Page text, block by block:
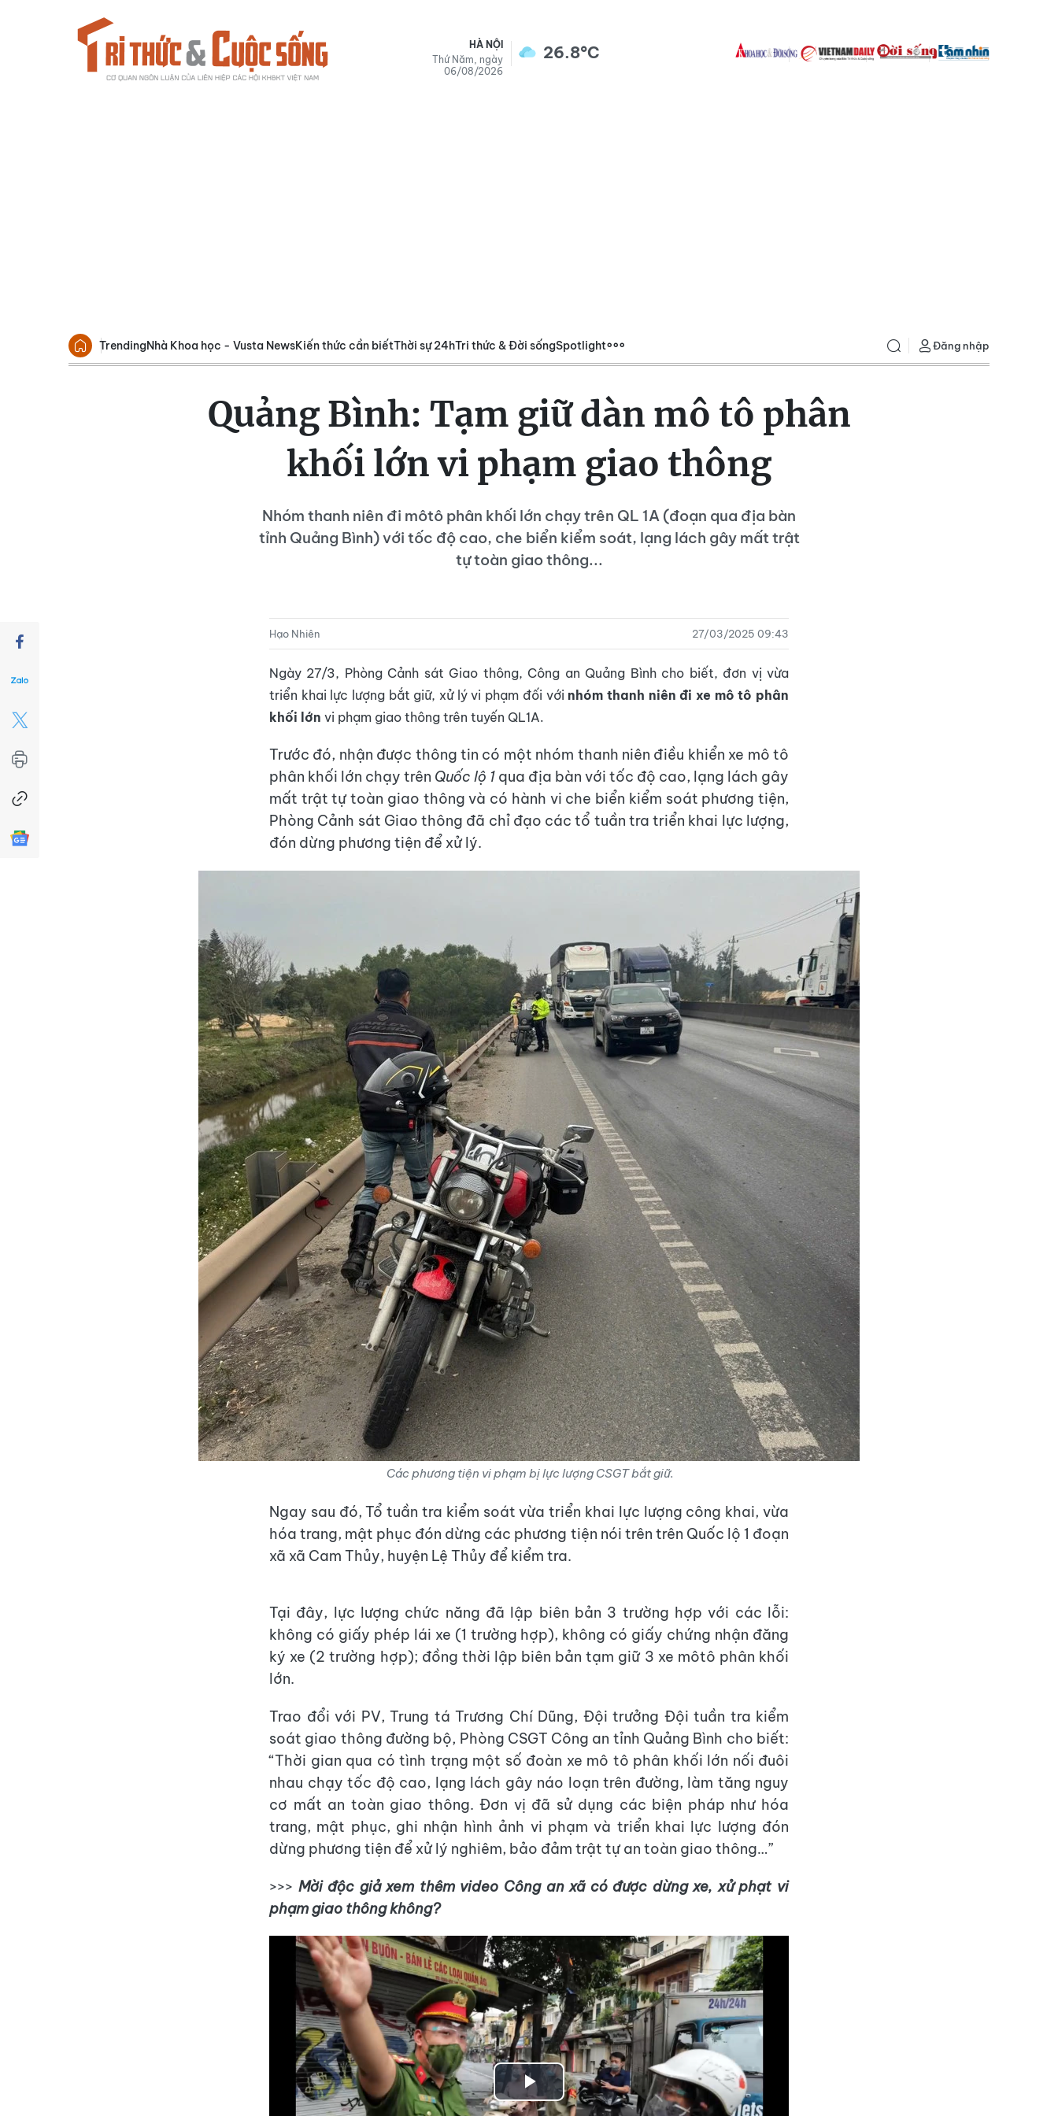
HÀ NỘI
Thứ Năm, ngày
06/08/2026
26.8°C
TrendingNhà Khoa học - Vusta NewsKiến thức cần biếtThời sự 24hTri thức & Đời sốngSpotlight Đăng nhập
Quảng Bình: Tạm giữ dàn mô tô phân
khối lớn vi phạm giao thông
Nhóm thanh niên đi môtô phân khối lớn chạy trên QL 1A (đoạn qua địa bàn
tỉnh Quảng Bình) với tốc độ cao, che biển kiểm soát, lạng lách gây mất trật
tự toàn giao thông...
Hạo Nhiên 27/03/2025 09:43
Ngày 27/3, Phòng Cảnh sát Giao thông, Công an Quảng Bình cho biết, đơn vị vừa
triển khai lực lượng bắt giữ, xử lý vi phạm đối với nhóm thanh niên đi xe mô tô phân
khối lớn vi phạm giao thông trên tuyến QL1A.
Trước đó, nhận được thông tin có một nhóm thanh niên điều khiển xe mô tô
phân khối lớn chạy trên Quốc lộ 1 qua địa bàn với tốc độ cao, lạng lách gây
mất trật tự toàn giao thông và có hành vi che biển kiểm soát phương tiện,
Phòng Cảnh sát Giao thông đã chỉ đạo các tổ tuần tra triển khai lực lượng,
đón dừng phương tiện để xử lý.
Các phương tiện vi phạm bị lực lượng CSGT bắt giữ.
Ngay sau đó, Tổ tuần tra kiểm soát vừa triển khai lực lượng công khai, vừa
hóa trang, mật phục đón dừng các phương tiện nói trên trên Quốc lộ 1 đoạn
xã xã Cam Thủy, huyện Lệ Thủy để kiểm tra.
Tại đây, lực lượng chức năng đã lập biên bản 3 trường hợp với các lỗi:
không có giấy phép lái xe (1 trường hợp), không có giấy chứng nhận đăng
ký xe (2 trường hợp); đồng thời lập biên bản tạm giữ 3 xe môtô phân khối
lớn.
Trao đổi với PV, Trung tá Trương Chí Dũng, Đội trưởng Đội tuần tra kiểm
soát giao thông đường bộ, Phòng CSGT Công an tỉnh Quảng Bình cho biết:
“Thời gian qua có tình trạng một số đoàn xe mô tô phân khối lớn nối đuôi
nhau chạy tốc độ cao, lạng lách gây náo loạn trên đường, làm tăng nguy
cơ mất an toàn giao thông. Đơn vị đã sử dụng các biện pháp như hóa
trang, mật phục, ghi nhận hình ảnh vi phạm và triển khai lực lượng đón
dừng phương tiện để xử lý nghiêm, bảo đảm trật tự an toàn giao thông…”
>>> Mời độc giả xem thêm video Công an xã có được dừng xe, xử phạt vi
phạm giao thông không?
Play